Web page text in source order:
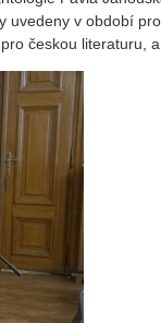
v období
českou